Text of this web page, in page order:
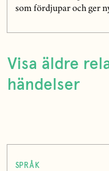
som fördjupar och ger
Visa äldre
händelser
SPRÅK